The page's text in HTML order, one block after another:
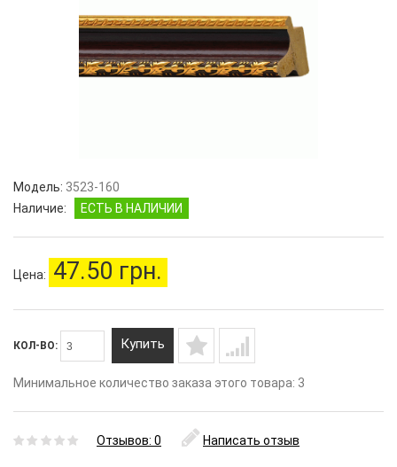
Модель: 3523-160
Наличие:
ЕСТЬ В НАЛИЧИИ
Цена: 47.50 грн.
КОЛ-ВО: Купить
Минимальное количество заказа этого товара: 3
Отзывов: 0 Написать отзыв